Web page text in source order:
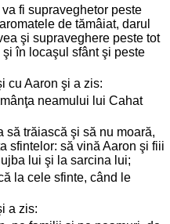
fi supraveghetor peste
de tămâiat, darul
şi supraveghere peste tot
în locaşul sfânt şi peste
cu Aaron şi a zis:
neamului lui Cahat
să trăiască şi să nu moară,
sfintelor: să vină Aaron şi fiii
lui şi la sarcina lui;
la cele sfinte, când le
a zis: